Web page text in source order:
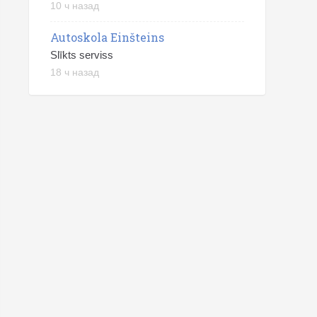
10 ч назад
Autoskola Einšteins
Slīkts serviss
18 ч назад